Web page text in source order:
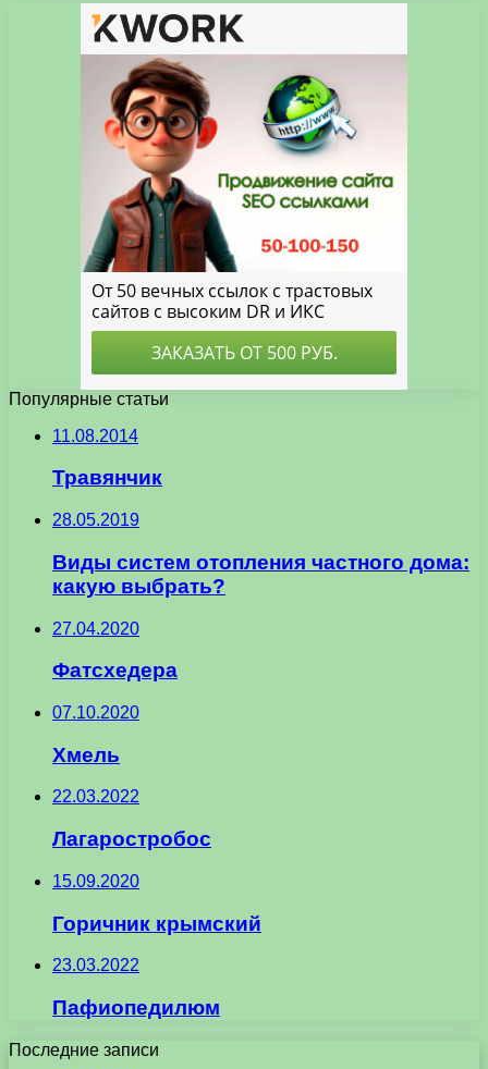
Популярные статьи
11.08.2014
Травянчик
28.05.2019
Виды систем отопления частного дома:
какую выбрать?
27.04.2020
Фатсхедера
07.10.2020
Хмель
22.03.2022
Лагаростробос
15.09.2020
Горичник крымский
23.03.2022
Пафиопедилюм
Последние записи